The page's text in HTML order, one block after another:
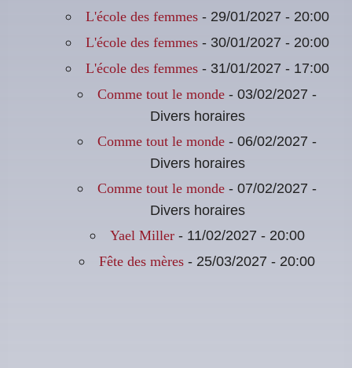
L'école des femmes- 29/01/2027 - 20:00
L'école des femmes- 30/01/2027 - 20:00
L'école des femmes- 31/01/2027 - 17:00
Comme tout le monde - 03/02/2027 -
Divers horaires
Comme tout le monde - 06/02/2027 -
Divers horaires
Comme tout le monde - 07/02/2027 -
Divers horaires
Yael Miller- 11/02/2027 - 20:00
Fête des mères - 25/03/2027 - 20:00